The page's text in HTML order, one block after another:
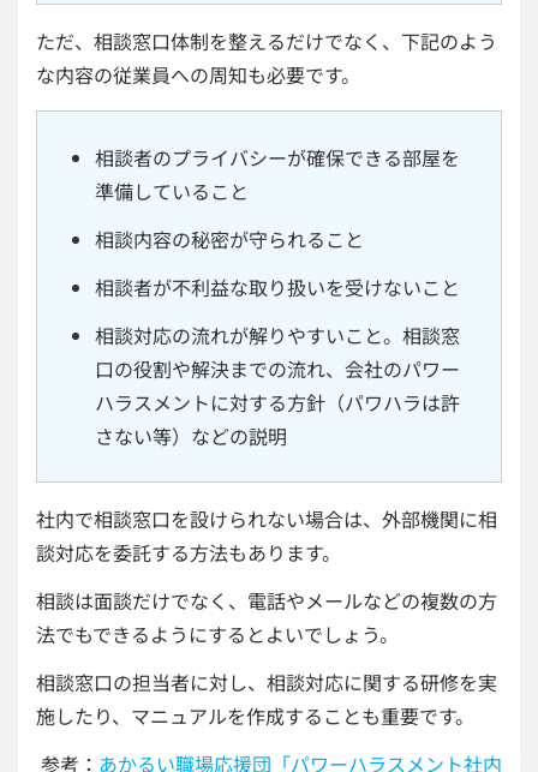
ただ、相談窓口体制を整えるだけでなく、下記のよう
な内容の従業員への周知も必要です。
相談者のプライバシーが確保できる部屋を
準備していること
相談内容の秘密が守られること
相談者が不利益な取り扱いを受けないこと
相談対応の流れが解りやすいこと。相談窓
口の役割や解決までの流れ、会社のパワー
ハラスメントに対する方針（パワハラは許
さない等）などの説明
社内で相談窓口を設けられない場合は、外部機関に相
談対応を委託する方法もあります。
相談は面談だけでなく、電話やメールなどの複数の方
法でもできるようにするとよいでしょう。
相談窓口の担当者に対し、相談対応に関する研修を実
施したり、マニュアルを作成することも重要です。
参考： あかるい職場応援団「パワーハラスメント社内